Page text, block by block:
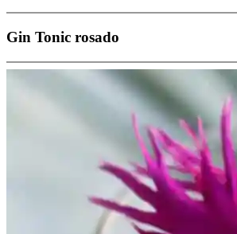
Gin Tonic rosado